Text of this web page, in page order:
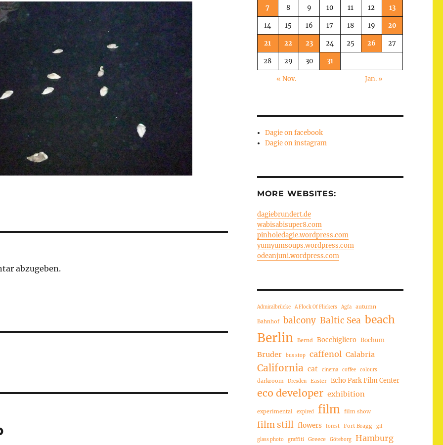
abzugeben.
7 8 9 10 11 12 13
14 15 16 17 18 19 20
21 22 23 24 25 26 27
28 29 30 31
« Nov. Jan. »
Dagie on facebook
Dagie on instagram
MORE WEBSITES:
dagiebrundert.de
wabisabisuper8.com
pinholedagie.wordpress.com
yumyumsoups.wordpress.com
odeanjuni.wordpress.com
Admiralbrücke A Flock Of Flickers Agfa autumn
Bahnhof balcony Baltic Sea beach
Berlin Bernd Bocchigliero Bochum
Bruder bus stop caffenol Calabria
California cat cinema coffee colours
darkroom Dresden Easter Echo Park Film Center
eco developer exhibition
experimental expired film film show
film still flowers forest Fort Bragg gif
glass photo graffiti Greece Göteborg Hamburg